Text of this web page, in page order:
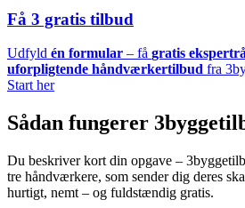
Få 3 gratis tilbud
Udfyld én formular – få gratis
uforpligtende håndværkertilbud fra
Start her
Sådan fungerer
Du beskriver kort din opgave –
tre håndværkere, som sender dig deres
hurtigt, nemt – og fuldstændig gratis.